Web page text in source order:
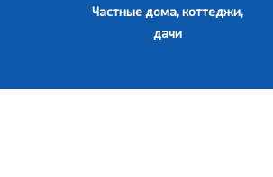
Частные дома, коттеджи,
дачи